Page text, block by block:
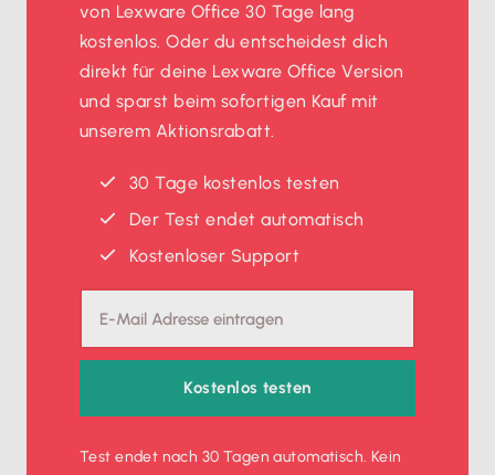
von Lexware Office 30 Tage lang
kostenlos. Oder du entscheidest dich
direkt für deine Lexware Office Version
und sparst beim sofortigen Kauf mit
unserem Aktionsrabatt.
30 Tage kostenlos testen
Der Test endet automatisch
Kostenloser Support
Kostenlos testen
Test endet nach 30 Tagen automatisch. Kein